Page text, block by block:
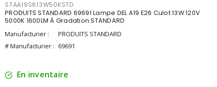
STAA19S613W50KSTD
PRODUITS STANDARD 69691 Lampe DEL A19 E26 Culot 13W 120V
5000K 1600LM À Gradation STANDARD
Manufacturier :
PRODUITS STANDARD
# Manufacturier : 69691
En inventaire